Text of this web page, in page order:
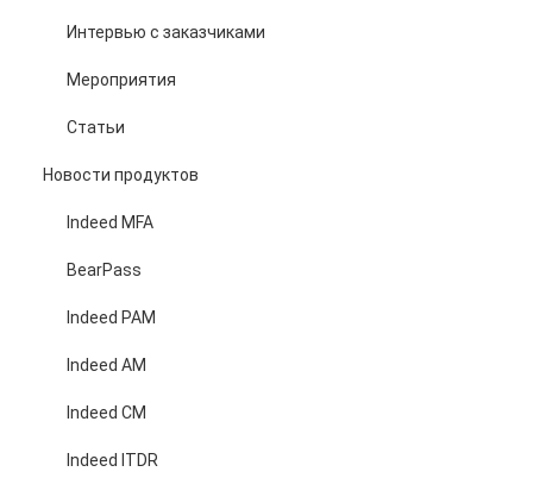
Интервью с заказчиками
Мероприятия
Статьи
Новости продуктов
Indeed MFA
BearPass
Indeed PAM
Indeed AM
Indeed CM
Indeed ITDR